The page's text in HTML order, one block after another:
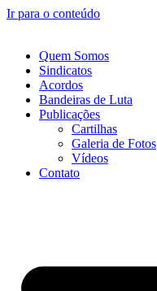
Ir para o conteúdo
Quem Somos
Sindicatos
Acordos
Bandeiras de Luta
Publicações
Cartilhas
Galeria de Fotos
Vídeos
Contato